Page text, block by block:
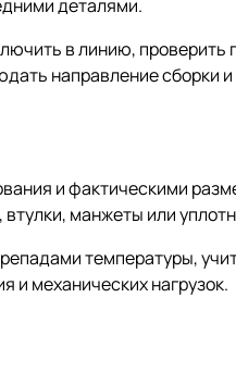
деталями.
в линию,
направление сборки
и фактическими
манжеты или
температуры,
и механических нагрузок.